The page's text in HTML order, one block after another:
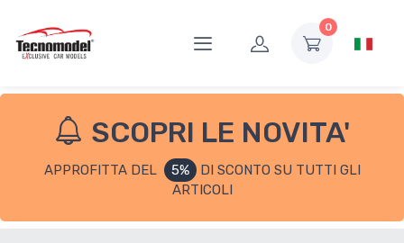
0
SCOPRI LE NOVITA'
APPROFITTA DEL 5%
DI SCONTO SU TUTTI GLI
ARTICOLI